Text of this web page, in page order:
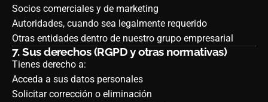
Socios comerciales y de marketing
Autoridades, cuando sea legalmente requerido
Otras entidades dentro de nuestro grupo empresarial
7.Sus derechos (RGPD y otras normativas)
Tienes derecho a:
Acceda a sus datos personales
Solicitar corrección o eliminación